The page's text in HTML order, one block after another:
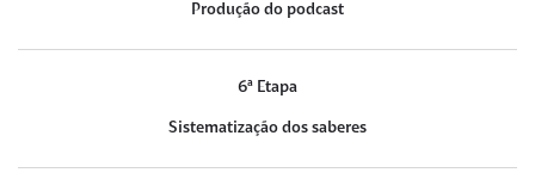
Produção do podcast
6ª Etapa
Sistematização dos saberes